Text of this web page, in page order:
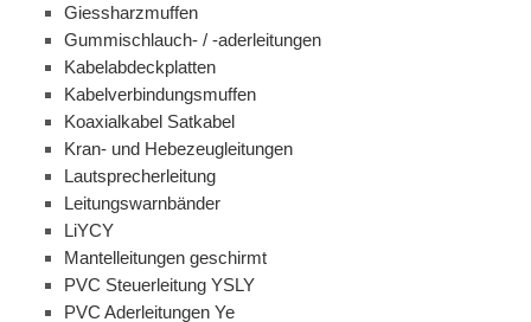
Giessharzmuffen
Gummischlauch- / -aderleitungen
Kabelabdeckplatten
Kabelverbindungsmuffen
Koaxialkabel Satkabel
Kran- und Hebezeugleitungen
Lautsprecherleitung
Leitungswarnbänder
LiYCY
Mantelleitungen geschirmt
PVC Steuerleitung YSLY
PVC Aderleitungen Ye